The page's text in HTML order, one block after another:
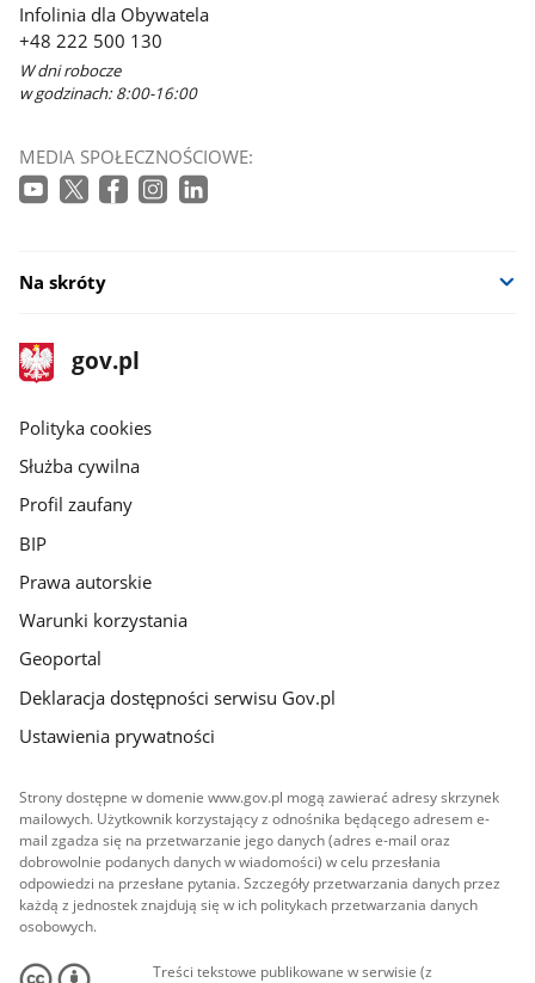
Infolinia dla Obywatela
+48 222 500 130
W dni robocze
w godzinach: 8:00-16:00
MEDIA SPOŁECZNOŚCIOWE:
Na skróty
stopka
gov.pl
Strona
gov.pl
gov.pl
Polityka cookies
Służba cywilna
Profil zaufany
BIP
Prawa autorskie
Warunki korzystania
Geoportal
Deklaracja dostępności serwisu Gov.pl
Ustawienia prywatności
Strony dostępne w domenie www.gov.pl mogą zawierać adresy skrzynek
mailowych. Użytkownik korzystający z odnośnika będącego adresem e-
mail zgadza się na przetwarzanie jego danych (adres e-mail oraz
dobrowolnie podanych danych w wiadomości) w celu przesłania
odpowiedzi na przesłane pytania. Szczegóły przetwarzania danych przez
każdą z jednostek znajdują się w ich politykach przetwarzania danych
osobowych.
Treści tekstowe publikowane w serwisie (z